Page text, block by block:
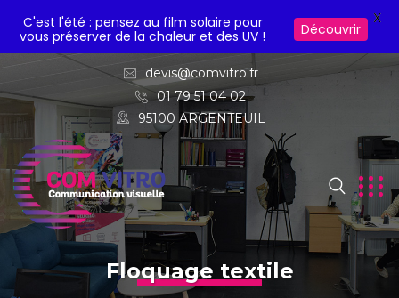
devis@comvitro.fr
01 79 51 04 02
95100 ARGENTEUIL
Floquage textile
C'est l'été : pensez au film solaire pour
vous préserver de la chaleur et des UV !
Découvrir
X